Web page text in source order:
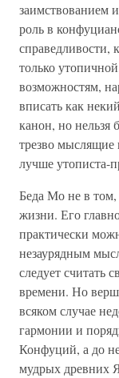
заимствованием
роль в
справедливости,
только
возможностям,
вписать как
канон, но нельзя
трезво мыслящие
лучше утописта-
Беда Мо не в том,
жизни. Его
практически
незаурядным
следует считать
времени. Но
всяком случае
гармонии и
Конфуций, а до
мудрых древних